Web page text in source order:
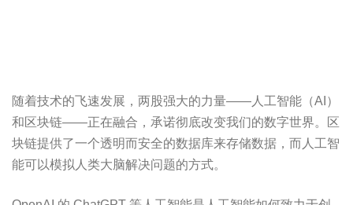
随着技术的飞速发展，两股强大的力量——人工智能（AI）
和区块链——正在融合，承诺彻底改变我们的数字世界。区
块链提供了一个透明而安全的数据库来存储数据，而人工智
能可以模拟人类大脑解决问题的方式。